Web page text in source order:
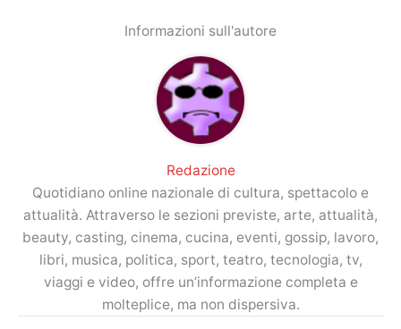
Informazioni sull'autore
Redazione
Quotidiano online nazionale di cultura, spettacolo e
attualità. Attraverso le sezioni previste, arte, attualità,
beauty, casting, cinema, cucina, eventi, gossip, lavoro,
libri, musica, politica, sport, teatro, tecnologia, tv,
viaggi e video, offre un’informazione completa e
molteplice, ma non dispersiva.